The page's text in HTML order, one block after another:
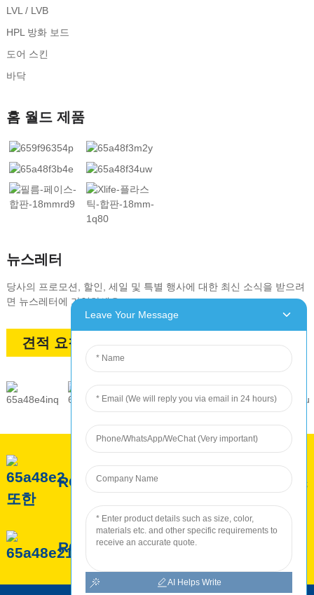
LVL / LVB
HPL 방화 보드
도어 스킨
바닥
홈 월드 제품
뉴스레터
당사의 프로모션, 할인, 세일 ​​및 특별 행사에 대한 최신 소식을 받으려
면 뉴스레터에 가입하세요.
견적 요청
ROC 소개 ROC 서비스
ROC 생산
Leave Your Message
AI Helps Write